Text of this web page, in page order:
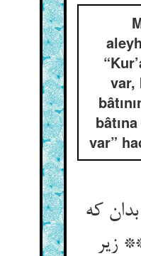
var,
var”
که
زیر